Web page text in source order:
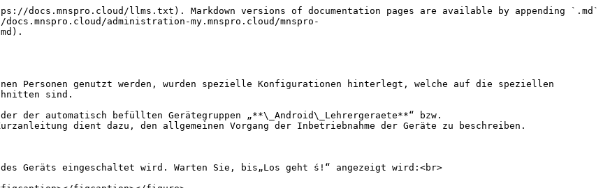
docs.mnspro.cloud/llms.txt). Markdown versions of documentation pages are available by appending `.md`
administration-my.mnspro.cloud/mnspro-
Personen genutzt werden, wurden spezielle Konfigurationen hinterlegt, welche auf die speziellen
sind.
der automatisch befüllten Gerätegruppen „**\_Android\_Lehrergeraete**“ bzw.
dient dazu, den allgemeinen Vorgang der Inbetriebnahme der Geräte zu beschreiben.
Geräts eingeschaltet wird. Warten Sie, bis„Los geht ́s!“ angezeigt wird:<br>